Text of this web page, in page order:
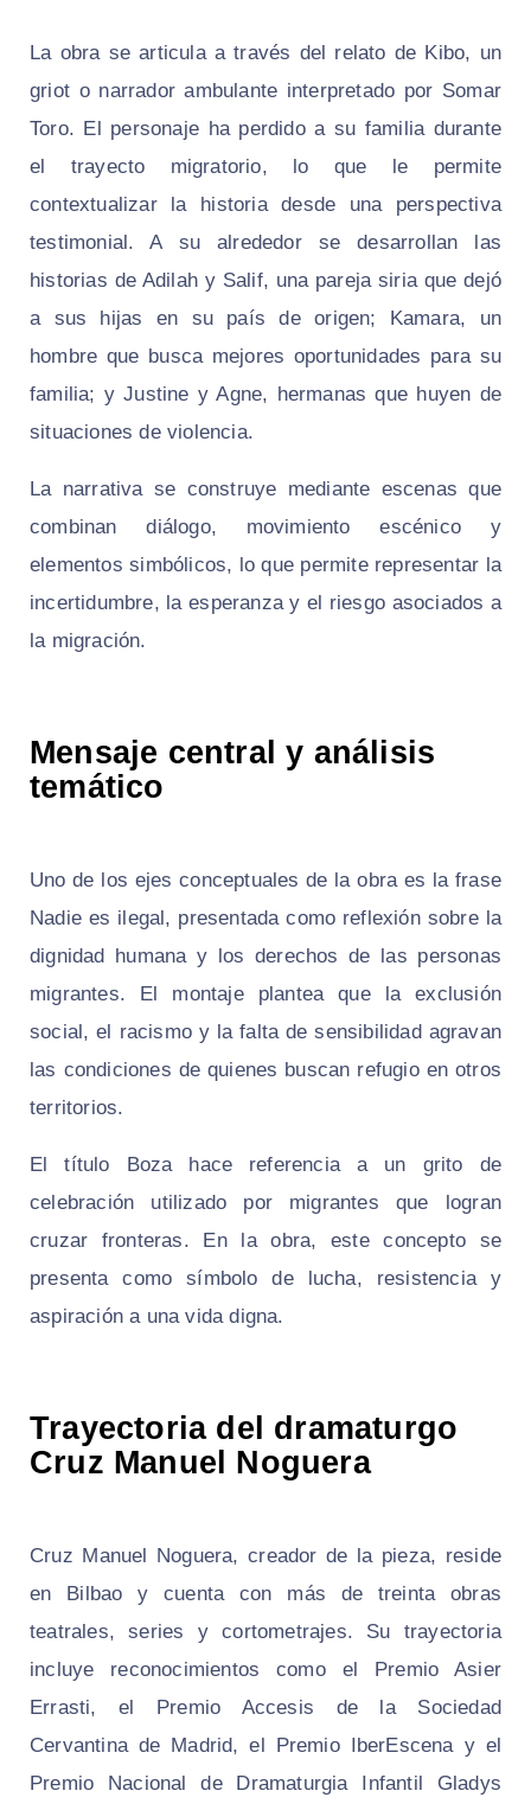
La obra se articula a través del relato de Kibo, un
griot o narrador ambulante interpretado por Somar
Toro. El personaje ha perdido a su familia durante
el trayecto migratorio, lo que le permite
contextualizar la historia desde una perspectiva
testimonial. A su alrededor se desarrollan las
historias de Adilah y Salif, una pareja siria que dejó
a sus hijas en su país de origen; Kamara, un
hombre que busca mejores oportunidades para su
familia; y Justine y Agne, hermanas que huyen de
situaciones de violencia.
La narrativa se construye mediante escenas que
combinan diálogo, movimiento escénico y
elementos simbólicos, lo que permite representar la
incertidumbre, la esperanza y el riesgo asociados a
la migración.
Mensaje central y análisis
temático
Uno de los ejes conceptuales de la obra es la frase
Nadie es ilegal, presentada como reflexión sobre la
dignidad humana y los derechos de las personas
migrantes. El montaje plantea que la exclusión
social, el racismo y la falta de sensibilidad agravan
las condiciones de quienes buscan refugio en otros
territorios.
El título Boza hace referencia a un grito de
celebración utilizado por migrantes que logran
cruzar fronteras. En la obra, este concepto se
presenta como símbolo de lucha, resistencia y
aspiración a una vida digna.
Trayectoria del dramaturgo
Cruz Manuel Noguera
Cruz Manuel Noguera, creador de la pieza, reside
en Bilbao y cuenta con más de treinta obras
teatrales, series y cortometrajes. Su trayectoria
incluye reconocimientos como el Premio Asier
Errasti, el Premio Accesis de la Sociedad
Cervantina de Madrid, el Premio IberEscena y el
Premio Nacional de Dramaturgia Infantil Gladys